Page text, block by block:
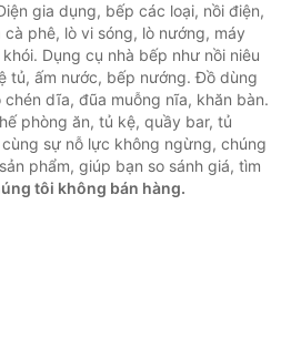
gia dụng, bếp các loại, nồi điện,
phê, lò vi sóng, lò nướng, máy
Dụng cụ nhà bếp như nồi niêu
tủ, ấm nước, bếp nướng. Đồ dùng
dĩa, đũa muỗng nĩa, khăn bàn.
phòng ăn, tủ kệ, quầy bar, tủ
sự nỗ lực không ngừng, chúng
phẩm, giúp bạn so sánh giá, tìm
tôi không bán hàng.